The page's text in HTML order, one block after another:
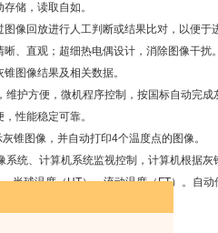
储，读取自如。
像回放进行人工判断或结果比对，以便于
、直观；超细热电偶设计，消除图像干扰。
图像结果及相关数据。
维护方便，微机程序控制，按国标自动完成
性能稳定可靠。
锥图像，并自动打印4个温度点的图像。
系统、计算机系统监视控制，计算机根据
半球温度（HT）、流动温度（FT）。自动